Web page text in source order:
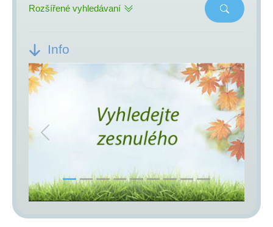
Rozšířené vyhledávaní
Info
Previous Next